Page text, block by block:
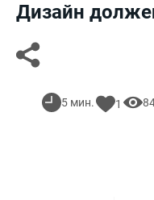
Дизайн
5 мин. 1